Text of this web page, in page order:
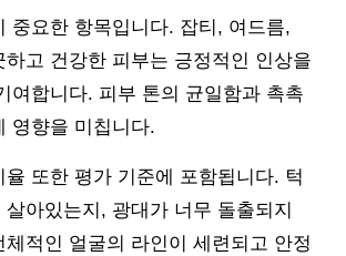
중요한 항목입니다. 잡티, 여드름,
하고 건강한 피부는 긍정적인 인상을
여합니다. 피부 톤의 균일함과 촉촉
영향을 미칩니다.
율 또한 평가 기준에 포함됩니다. 턱
아있는지, 광대가 너무 돌출되지
체적인 얼굴의 라인이 세련되고 안정